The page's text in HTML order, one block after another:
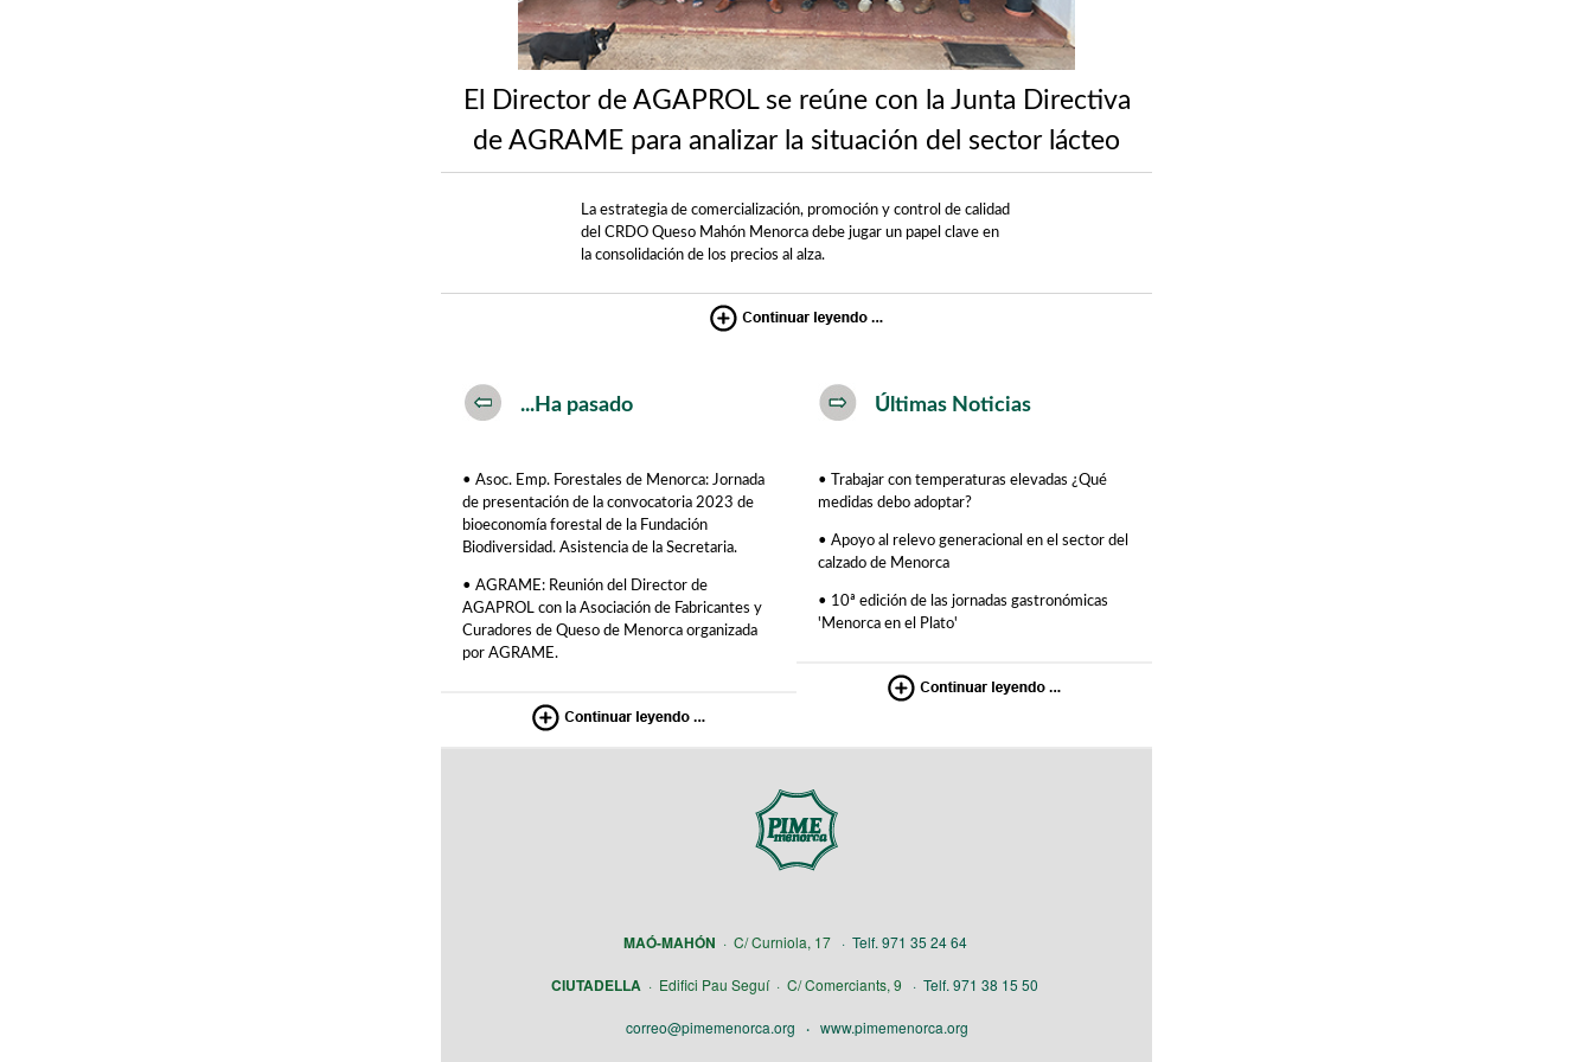
El Director de AGAPROL se reúne con la Junta Directiva
de AGRAME para analizar la situación del sector lácteo
La estrategia de comercialización, promoción y control de calidad
del CRDO Queso Mahón Menorca debe jugar un papel clave en
la consolidación de los precios al alza.
...Ha pasado
• Asoc. Emp. Forestales de Menorca: Jornada
de presentación de la convocatoria 2023 de
bioeconomía forestal de la Fundación
Biodiversidad. Asistencia de la Secretaria.
• AGRAME: Reunión del Director de
AGAPROL con la Asociación de Fabricantes y
Curadores de Queso de Menorca organizada
por AGRAME.
Últimas Noticias
•
Trabajar con temperaturas elevadas ¿Qué
medidas debo adoptar?
• Apoyo al relevo generacional en el sector del
calzado de Menorca
• 10ª edición de las jornadas gastronómicas
'Menorca en el Plato'
MAÓ-MAHÓN · C/ Curniola, 17· Telf. 971 35 24 64
CIUTADELLA · Edifici Pau Seguí · C/ Comerciants, 9 · Telf. 971 38 15 50
correo@pimemenorca.org · www.pimemenorca.org